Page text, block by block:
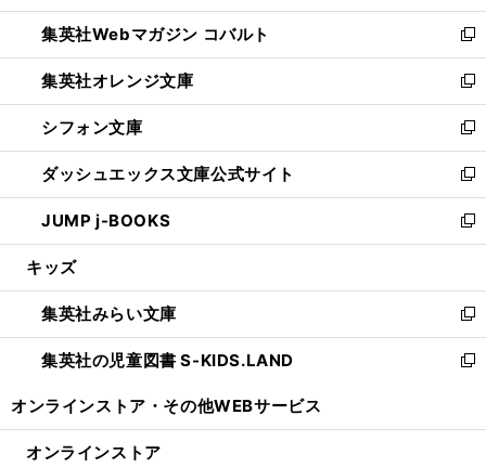
開
く
ウ
で
開
く
ン
ド
ウ
で
開
く
ウ
ィ
ン
ド
ウ
で
開
く
集英社Webマガジン コバルト
新
し
い
ウ
ィ
ン
ド
ウ
で
開
集英社オレンジ文庫
新
し
い
ウ
ィ
ン
ド
ウ
開
く
シフォン文庫
新
し
い
ウ
ィ
ン
ウ
で
開
く
ダッシュエックス文庫公式サイト
新
し
い
ウ
ン
ド
ウ
で
JUMP j-BOOKS
新
し
ウ
ィ
ン
ド
開
キッズ
集英社みらい文庫
新
し
い
ン
集英社の児童図書 S-KIDS.LAND
新
ウ
オンラインストア・ その他WEBサービス
オンラインストア